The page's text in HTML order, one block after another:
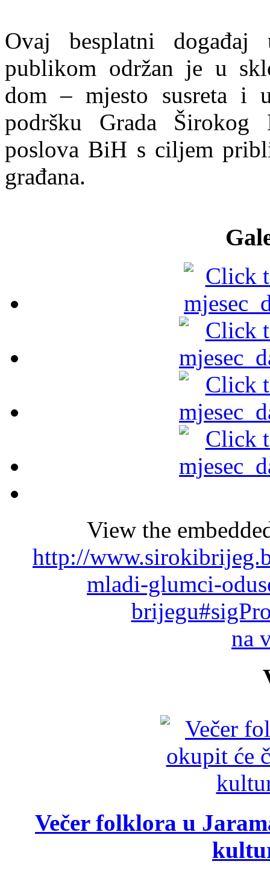
Ovaj besplatni događaj
publikom održan je u
dom – mjesto susreta i
podršku Grada
poslova BiH s ciljem
građana.
View the
http://
mladi-glumci-
na
Večer folklora u